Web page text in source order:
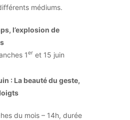
médiums.
l’explosion de
1er et 15 juin
: La beauté du geste,
du mois – 14h, durée